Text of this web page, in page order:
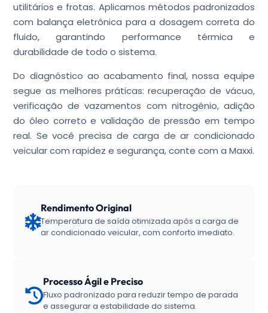
utilitários e frotas. Aplicamos métodos padronizados
com balança eletrônica para a dosagem correta do
fluido, garantindo performance térmica e
durabilidade de todo o sistema.
Do diagnóstico ao acabamento final, nossa equipe
segue as melhores práticas: recuperação de vácuo,
verificação de vazamentos com nitrogênio, adição
do óleo correto e validação de pressão em tempo
real. Se você precisa de carga de ar condicionado
veicular com rapidez e segurança, conte com a Maxxi.
Rendimento Original
Temperatura de saída otimizada após a carga de
ar condicionado veicular, com conforto imediato.
Processo Ágil e Preciso
Fluxo padronizado para reduzir tempo de parada
e assegurar a estabilidade do sistema.